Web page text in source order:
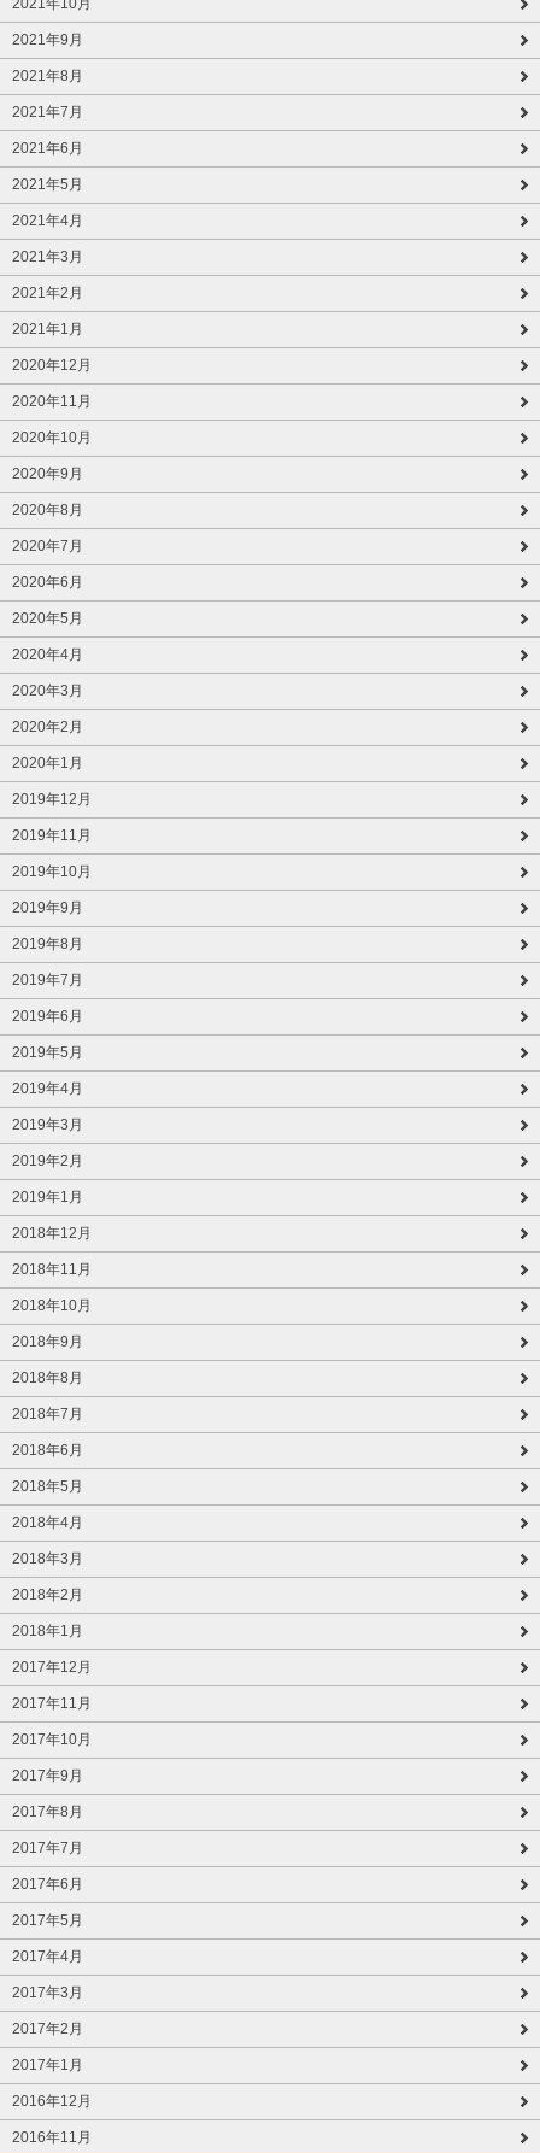
2021年9月
2021年8月
2021年7月
2021年6月
2021年5月
2021年4月
2021年3月
2021年2月
2021年1月
2020年12月
2020年11月
2020年10月
2020年9月
2020年8月
2020年7月
2020年6月
2020年5月
2020年4月
2020年3月
2020年2月
2020年1月
2019年12月
2019年11月
2019年10月
2019年9月
2019年8月
2019年7月
2019年6月
2019年5月
2019年4月
2019年3月
2019年2月
2019年1月
2018年12月
2018年11月
2018年10月
2018年9月
2018年8月
2018年7月
2018年6月
2018年5月
2018年4月
2018年3月
2018年2月
2018年1月
2017年12月
2017年11月
2017年10月
2017年9月
2017年8月
2017年7月
2017年6月
2017年5月
2017年4月
2017年3月
2017年2月
2017年1月
2016年12月
2016年11月